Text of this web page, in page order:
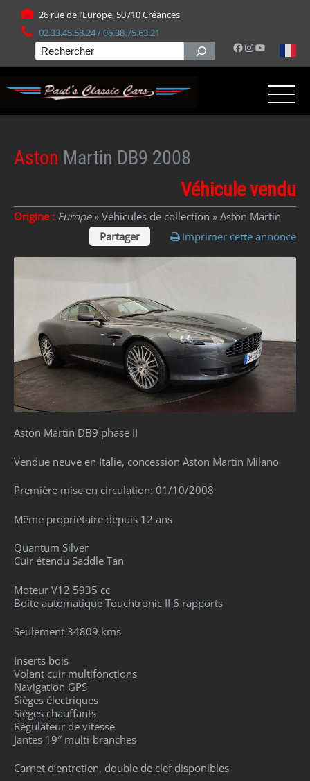
26 rue de l’Europe, 50710 Créances
02.33.45.58.24 / 06.38.75.63.21
Facebook
Instagram
YouTube
Rechercher
Aston Martin DB9 2008
Véhicule vendu
Origine : Europe» Véhicules de collection » Aston Martin
Partager
Imprimer cette annonce
Aston Martin DB9 phase II
Vendue neuve en Italie, concession Aston Martin Milano
Première mise en circulation: 01/10/2008
Même propriétaire depuis 12 ans
Quantum Silver
Cuir étendu Saddle Tan
Moteur V12 5935 cc
Boite automatique Touchtronic II 6 rapports
Seulement 34809 kms
Inserts bois
Volant cuir multifonctions
Navigation GPS
Sièges électriques
Sièges chauffants
Régulateur de vitesse
Jantes 19″ multi-branches
Carnet d’entretien, double de clef disponibles
Panneau de gestion des cookies